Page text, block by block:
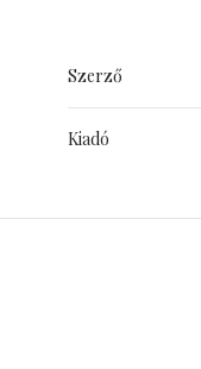
Szerző
Kiadó